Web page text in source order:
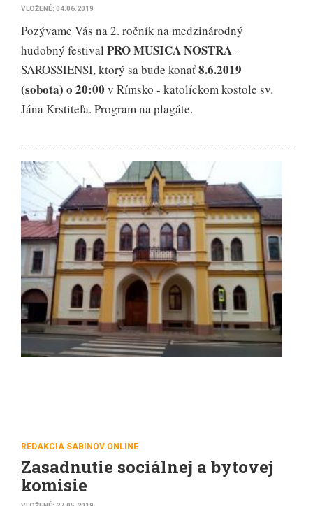
VLOŽENÉ: 04.06.2019
Pozývame Vás na 2. ročník na medzinárodný
hudobný festival PRO MUSICA NOSTRA-
SAROSSIENSI, ktorý sa bude konať8.6.2019
(sobota) o 20:00 v Rímsko - katolíckom kostole sv.
Jána Krstiteľa. Program na plagáte.
REDAKCIA SABINOV.ONLINE
Zasadnutie sociálnej a bytovej
komisie